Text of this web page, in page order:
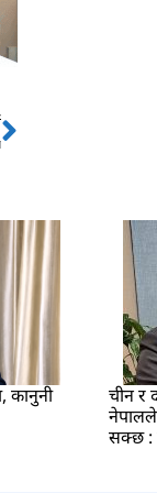
Next
कानुनी
चीन र
नेपालले
सक्छ :